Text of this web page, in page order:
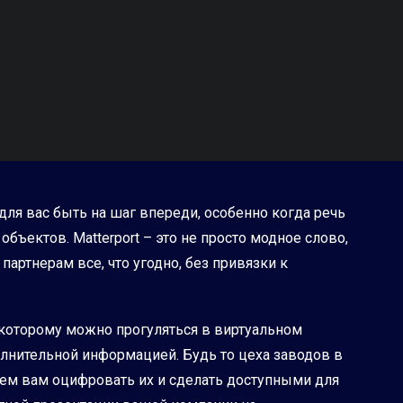
вас быть на шаг впереди, особенно когда речь
Matterport – это не просто модное слово,
все, что угодно, без привязки к
можно прогуляться в виртуальном
информацией. Будь то цеха заводов в
вам оцифровать их и сделать доступными для